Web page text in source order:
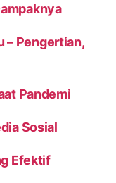
– Pengertian,
Pandemi
Sosial
Efektif